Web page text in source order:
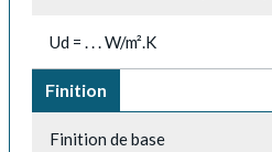
Ud = . . . W/m².K
Finition
Finition de base